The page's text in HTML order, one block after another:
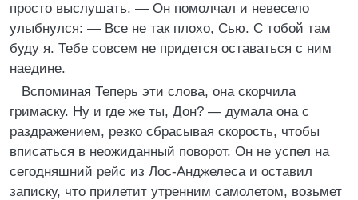
просто выслушать. — Он помолчал и невесело
улыбнулся: — Все не так плохо, Сью. С тобой там
буду я. Тебе совсем не придется оставаться с ним
наедине.
Вспоминая Теперь эти слова, она скорчила
гримаску. Ну и где же ты, Дон? — думала она с
раздражением, резко сбрасывая скорость, чтобы
вписаться в неожиданный поворот. Он не успел на
сегодняшний рейс из Лос-Анджелеса и оставил
записку, что прилетит утренним самолетом, возьмет